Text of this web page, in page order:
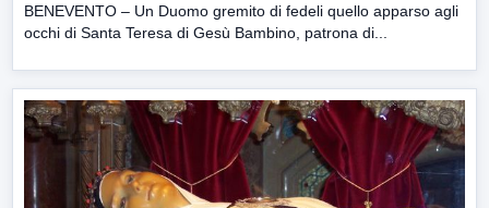
BENEVENTO – Un Duomo gremito di fedeli quello apparso agli
occhi di Santa Teresa di Gesù Bambino, patrona di...